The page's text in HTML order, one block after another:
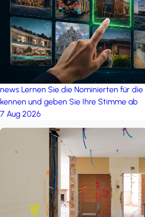
news Lernen Sie die Nominierten für
kennen und geben Sie Ihre Stimme ab
7 Aug 2026